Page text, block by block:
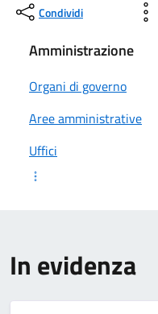
Condividi
Amministrazione
Organi di governo
Aree amministrative
Uffici
In evidenza